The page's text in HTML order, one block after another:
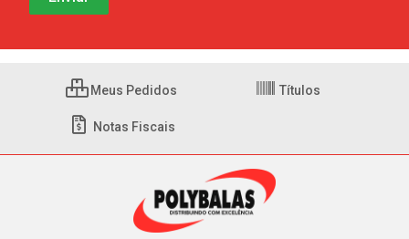
Meus Pedidos Títulos
Notas Fiscais